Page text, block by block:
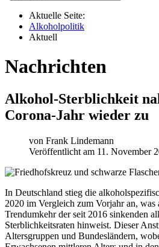
Aktuelle Seite:
Alkoholpolitik
Aktuell
Nachrichten
Alkohol-Sterblichkeit
Corona-Jahr wieder zu
von Frank Lindemann
Veröffentlicht am 11. November
In Deutschland stieg die
2020 im Vergleich zum Vorjahr an, was
Trendumkehr der seit 2016 sinkenden
Sterblichkeitsraten hinweist. Dieser
Altersgruppen und Bundesländern,